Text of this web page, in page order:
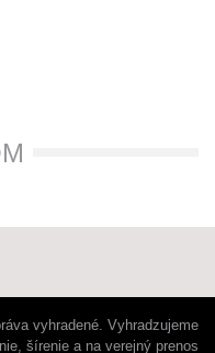
vyhradené. Vyhradzujeme
šírenie a na verejný prenos